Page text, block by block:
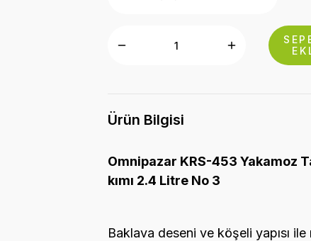
Ürün Bilgisi
Omnipazar KRS-453 Yakamoz
kımı 2.4 Litre No 3
Baklava deseni ve köşeli yapısı ile